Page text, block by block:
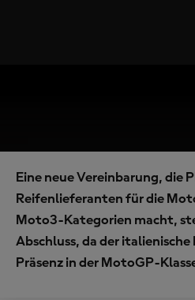
Eine neue Vereinbarung, die
Reifenlieferanten für die
Moto3-Kategorien macht,
Abschluss, da der
Präsenz in der MotoGP-